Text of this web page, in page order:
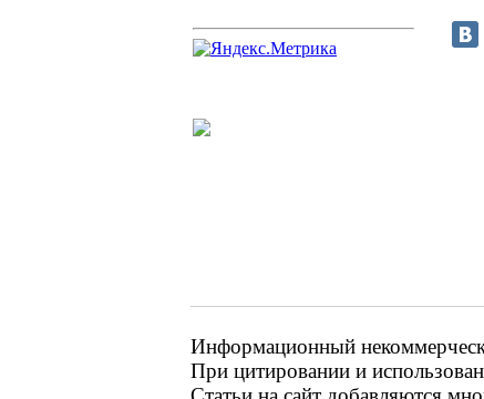
Информационный
При цитировании и